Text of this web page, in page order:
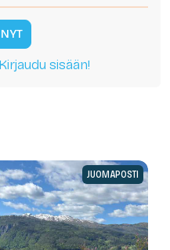
sisään!
JUOMAPOSTI